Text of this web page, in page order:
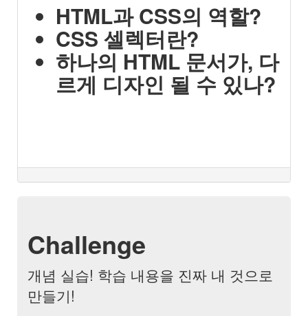
HTML과 CSS의 역할?
CSS 셀렉터란?
하나의 HTML 문서가, 다
르게 디자인 될 수 있나?
Challenge
개념 실습! 학습 내용을 진짜 내 것으로
만들기!